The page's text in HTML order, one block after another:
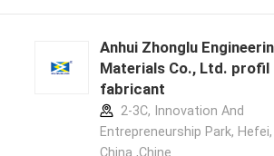
Anhui Zhonglu
Materials Co., Ltd. profil
fabricant
2-3C, Innovation And
Entrepreneurship Park, Hefei,
China ,Chine